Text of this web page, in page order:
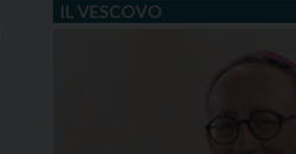
IL VESCOVO